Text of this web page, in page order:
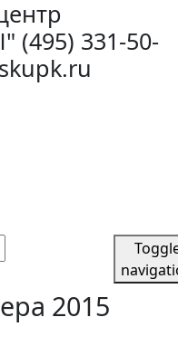
(495) 331-50-
2015